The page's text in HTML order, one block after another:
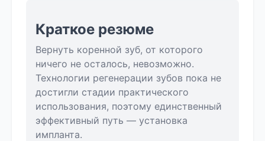
Краткое резюме
Вернуть коренной зуб, от которого
ничего не осталось, невозможно.
Технологии регенерации зубов пока не
достигли стадии практического
использования, поэтому единственный
эффективный путь — установка
импланта.